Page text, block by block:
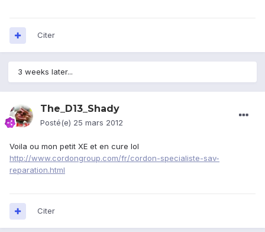
Citer
3 weeks later...
The_D13_Shady
Posté(e) 25 mars 2012
Voila ou mon petit XE et en cure lol
http://www.cordongroup.com/fr/cordon-specialiste-sav-
reparation.html
Citer